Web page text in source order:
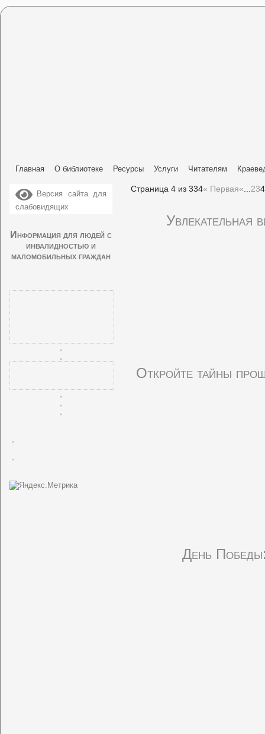
Главная О библиотеке Ресурсы Услуги Читателям
Версия сайта для
слабовидящих
Информация для людей с
инвалидностью и
маломобильных граждан
Страница 4 из 334« Первая« 234
Увлекательная
Откройте тайны
День